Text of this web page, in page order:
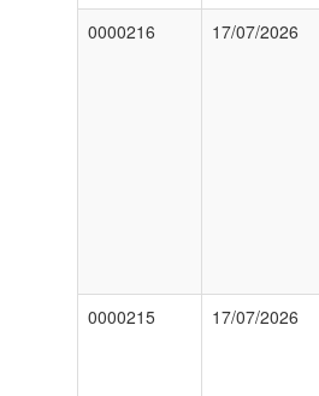
0000216 17/07/2026
0000215 17/07/2026